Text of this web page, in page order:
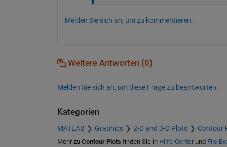
Melden Sie sich an, um zu kommentieren.
Weitere Antworten (0)
Melden Sie sich an, um diese Frage zu beantworten.
Kategorien
MATLAB Graphics 2-D and 3-D Plots Contour
Mehr zu Contour Plots finden Sie in Hilfe-Centerund File